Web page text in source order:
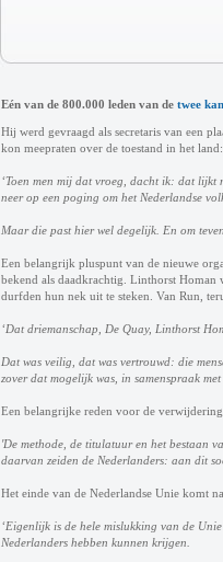
Eén van de 800.000 leden van de twee
Hij werd gevraagd als secretaris van een
kon meepraten over de toestand in het land:
‘Toen men mij dat vroeg, dacht ik: dat lijkt
neer op een poging om het Nederlandse
Maar die past hier wel degelijk. En om
Een belangrijk pluspunt van de nieuwe
bekend als daadkrachtig. Linthorst Homan
durfden hun nek uit te steken. Van Run,
‘Dat driemanschap, De Quay, Linthorst
Dat was veilig, dat was vertrouwd: die
zover dat mogelijk was, in samenspraak
Een belangrijke reden voor de
'De methode, de titulatuur en het bestaan
daarvan zeiden de Nederlanders: aan dit
Het einde van de Nederlandse Unie komt
‘Eigenlijk is de hele mislukking van de
Nederlanders hebben kunnen krijgen.